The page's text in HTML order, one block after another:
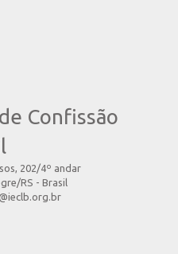
Confissão
202/4º andar
RS - Brasil